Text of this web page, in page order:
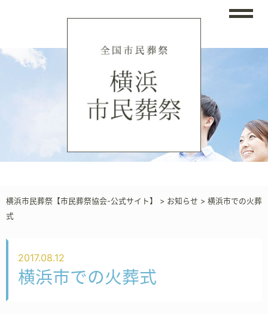
横浜市民葬祭【市民葬祭協会-公式サイト】 > お知らせ > 横浜市での火葬
式
2017.08.12
横浜市での火葬式